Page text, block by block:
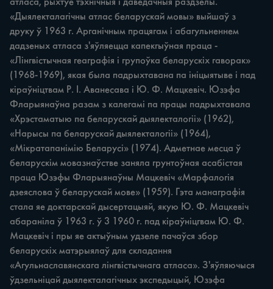
атласа, рыхтуе тэхнічныя i даведачныя раздзелы.
«Дыялекталагічны атлас беларускай мовы» выйшаў з
друку ў 1963 г. Арганічным працягам i абагульненнем
дадзеных атласа з'яўляецца капекгыўная праца -
«Лінгвістычная геаграфія i групоўка беларускіх гаворак»
(1968-1969), якая была падрыхтавана па ініцыятыве i пад
кіраўніцтвам P. I. Аванесава i Ю. Ф. Мацкевіч. Юзэфа
Фларыянаўна разам з калегамі па працы падрыхтавала
«Хрэстаматыю па беларускай дыялекталогіі» (1962),
«Нарысы па беларускай дыялекталогіі» (1964),
«Мікратапанімію Беларусі» (1974). Адметнае месца ў
беларускім мовазнаўстве заняла грунтоўная асабістая
праца Юзэфы Фларыянаўны Мацкевіч «Марфалогія
дзеяслова ў беларускай мове» (1959). Гэта манаграфія
стала яе доктарскай дысертацыяй, якую Ю. Ф. Мацкевіч
абараніла ў 1963 г. ў 3 1960 г. пад кіраўніцгвам Ю. Ф.
Мацкевіч i пры яе актыўным удзеле пачаўся збор
беларускіх матэрыялаў для складання
«Агульнаславянскага лінгвістычнага атласа». З'яўляючыся
ўдзельніцай дыялекталагічных экспедыцый, Юзэфа